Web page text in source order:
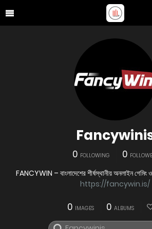
0 FOLLOWING 0
FANCYWIN – বাংলাদেশের শীর্ষস্থানীয় অনলাইন গেমিং ও
https://fancywin.is/
0 IMAGES 0 ALBUMS